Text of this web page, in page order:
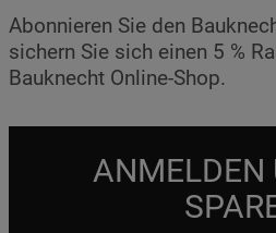
Abonnieren Sie den
sichern Sie sich einen 5 %
Bauknecht Online-Shop.
ANMELDEN